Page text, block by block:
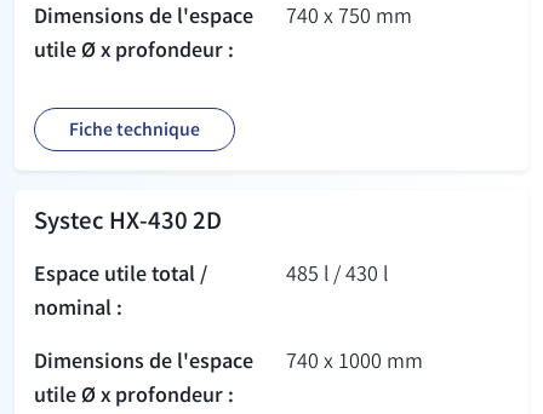
Dimensions de l'espace
utile Ø x profondeur :
740 x 750 mm
Fiche technique
Systec HX-430 2D
Espace utile total /
nominal :
485 l / 430 l
Dimensions de l'espace
utile Ø x profondeur :
740 x 1000 mm